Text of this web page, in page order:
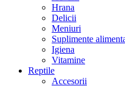
Hrana
Delicii
Meniuri
Suplimente
Igiena
Vitamine
Reptile
Accesorii